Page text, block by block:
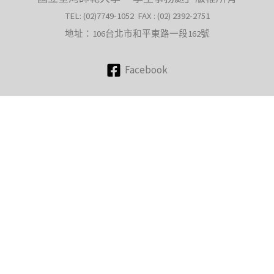
TEL: (02)7749-1052 FAX : (02) 2392-2751
地址：106台北市和平東路一段162號
Facebook